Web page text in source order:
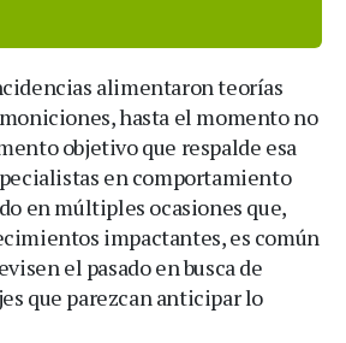
alimentaron teorías
hasta el momento no
objetivo que respalde esa
en comportamiento
en múltiples ocasiones que,
impactantes, es común
el pasado en busca de
que parezcan anticipar lo